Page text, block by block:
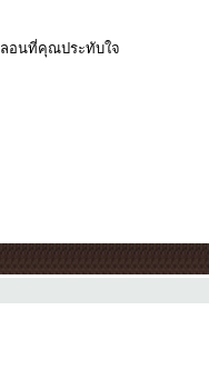
อนที่คุณประทับใจ